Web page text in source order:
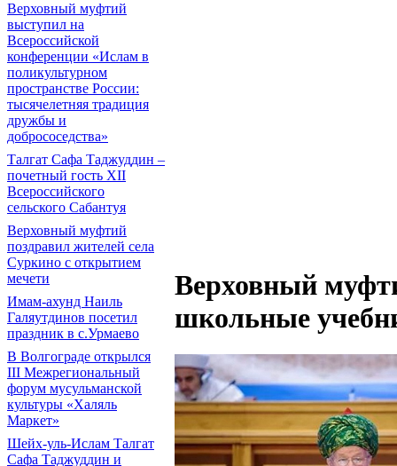
Верховный муфтий
выступил на
Всероссийской
конференции «Ислам в
поликультурном
пространстве России:
тысячелетняя традиция
дружбы и
добрососедства»
Талгат Сафа Таджуддин –
почетный гость XII
Всероссийского
сельского Сабантуя
Верховный муфтий
поздравил жителей села
Суркино с открытием
мечети
Имам-ахунд Наиль
Галяутдинов посетил
праздник в с.Урмаево
В Волгограде открылся
III Межрегиональный
форум мусульманской
культуры «Халяль
Маркет»
Шейх-уль-Ислам Талгат
Сафа Таджуддин и
Верховный
школьные